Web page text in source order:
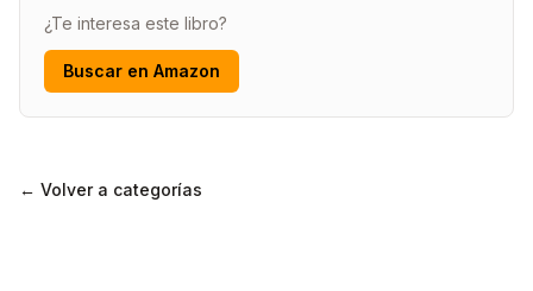
¿Te interesa este libro?
Buscar en Amazon
← Volver a categorías